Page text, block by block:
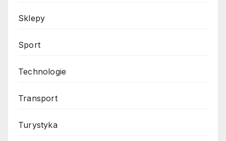
Sklepy
Sport
Technologie
Transport
Turystyka